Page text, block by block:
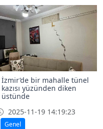
İzmir’de bir mahalle tünel
kazısı yüzünden diken
üstünde
2025-11-19 14:19:23
Genel